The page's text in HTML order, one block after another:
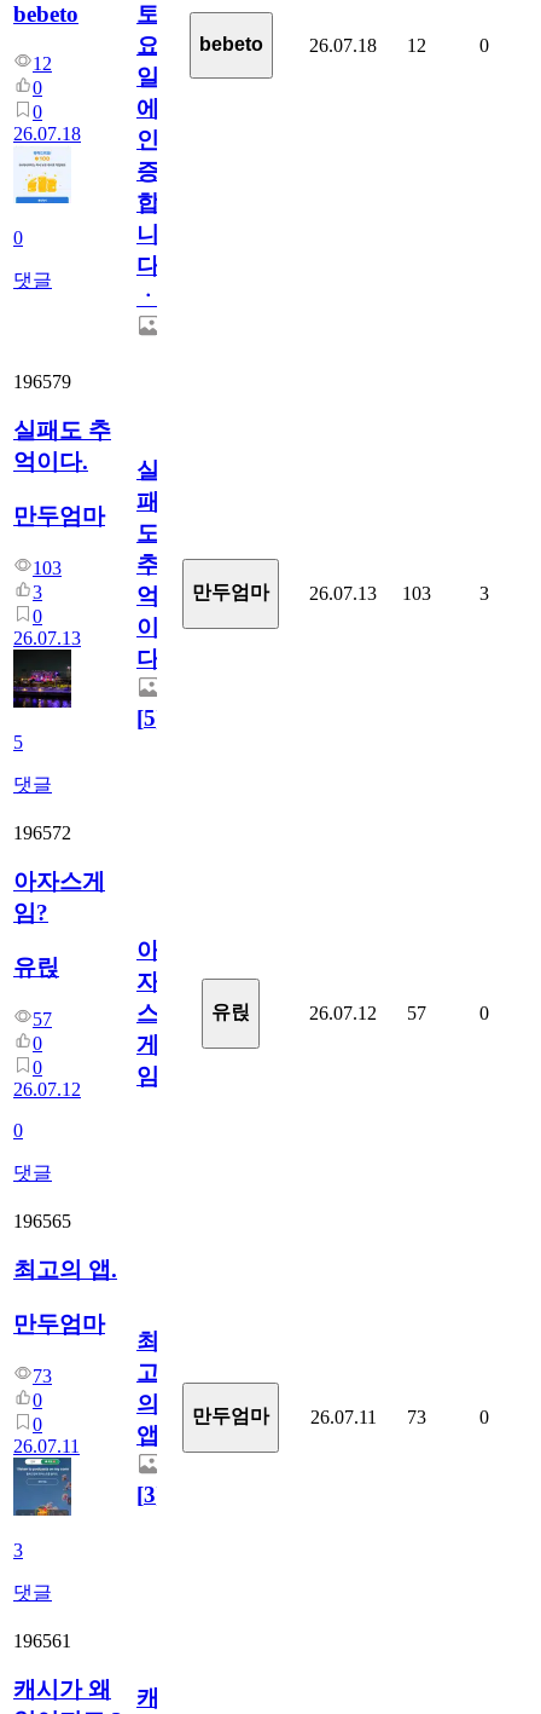
bebeto
12
0
0
26.07.18
0
댓글
토
요
일
에
인
증
합
니
다
ㆍ
bebeto 26.07.18 12 0
196579
실패도 추
억이다.
만두엄마
103
3
0
26.07.13
5
댓글
실
패
도
추
억
이
다.
[5]
만두엄마 26.07.13 103 3
196572
아자스게
임?
유릱
57
0
0
26.07.12
0
댓글
아
자
스
게
임?
유릱 26.07.12 57 0
196565
최고의 앱.
만두엄마
73
0
0
26.07.11
3
댓글
최
고
의
앱.
[3]
만두엄마 26.07.11 73 0
196561
캐시가 왜
캐